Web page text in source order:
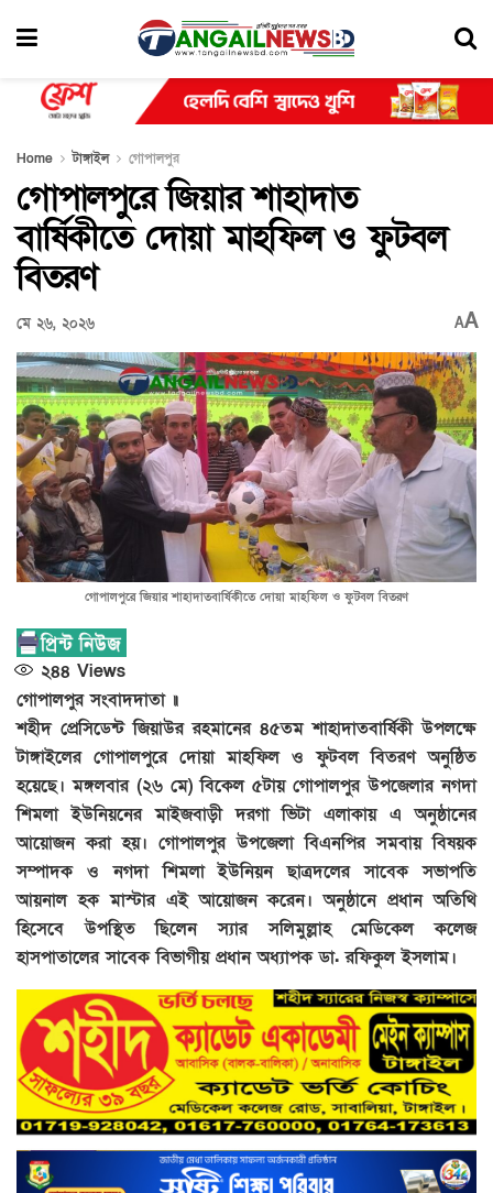
Home টাঙ্গাইল গোপালপুর
গোপালপুরে জিয়ার শাহাদাত
বার্ষিকীতে দোয়া মাহফিল ও ফুটবল
বিতরণ
মে ২৬, ২০২৬ AA
গোপালপুরে জিয়ার শাহাদাতবার্ষিকীতে দোয়া মাহফিল ও ফুটবল বিতরণ
২৪৪ Views
গোপালপুর সংবাদদাতা ॥
শহীদ প্রেসিডেন্ট জিয়াউর রহমানের ৪৫তম শাহাদাতবার্ষিকী উপলক্ষে
টাঙ্গাইলের গোপালপুরে দোয়া মাহফিল ও ফুটবল বিতরণ অনুষ্ঠিত
হয়েছে। মঙ্গলবার (২৬ মে) বিকেল ৫টায় গোপালপুর উপজেলার নগদা
শিমলা ইউনিয়নের মাইজবাড়ী দরগা ভিটা এলাকায় এ অনুষ্ঠানের
আয়োজন করা হয়। গোপালপুর উপজেলা বিএনপির সমবায় বিষয়ক
সম্পাদক ও নগদা শিমলা ইউনিয়ন ছাত্রদলের সাবেক সভাপতি
আয়নাল হক মাস্টার এই আয়োজন করেন। অনুষ্ঠানে প্রধান অতিথি
হিসেবে উপস্থিত ছিলেন স্যার সলিমুল্লাহ মেডিকেল কলেজ
হাসপাতালের সাবেক বিভাগীয় প্রধান অধ্যাপক ডা. রফিকুল ইসলাম।